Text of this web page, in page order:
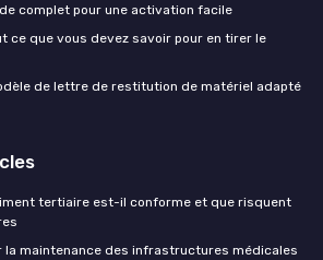
complet pour une activation facile
ce que vous devez savoir pour en tirer le
de lettre de restitution de matériel adapté
tertiaire est-il conforme et que risquent
la maintenance des infrastructures médicales